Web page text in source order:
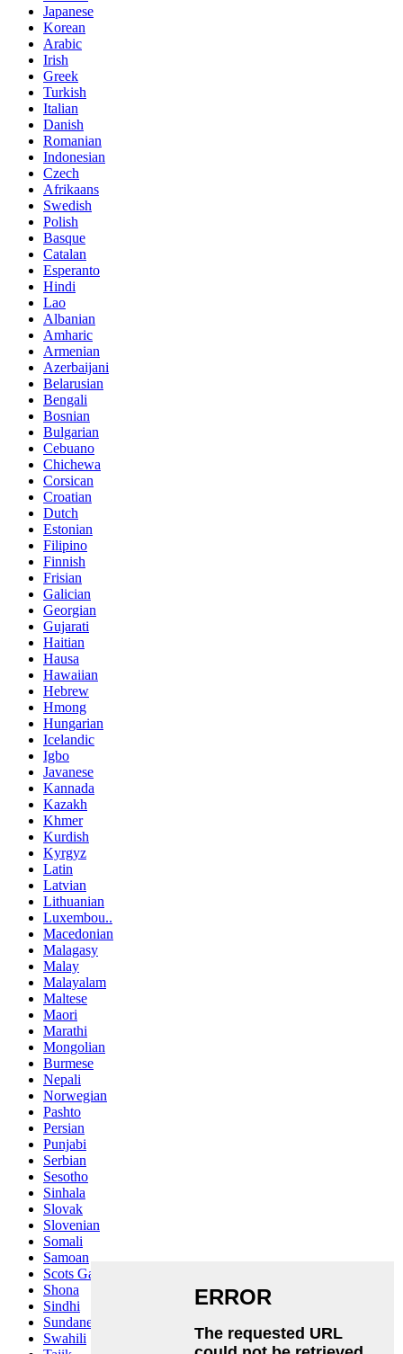
Japanese
Korean
Arabic
Irish
Greek
Turkish
Italian
Danish
Romanian
Indonesian
Czech
Afrikaans
Swedish
Polish
Basque
Catalan
Esperanto
Hindi
Lao
Albanian
Amharic
Armenian
Azerbaijani
Belarusian
Bengali
Bosnian
Bulgarian
Cebuano
Chichewa
Corsican
Croatian
Dutch
Estonian
Filipino
Finnish
Frisian
Galician
Georgian
Gujarati
Haitian
Hausa
Hawaiian
Hebrew
Hmong
Hungarian
Icelandic
Igbo
Javanese
Kannada
Kazakh
Khmer
Kurdish
Kyrgyz
Latin
Latvian
Lithuanian
Luxembou..
Macedonian
Malagasy
Malay
Malayalam
Maltese
Maori
Marathi
Mongolian
Burmese
Nepali
Norwegian
Pashto
Persian
Punjabi
Serbian
Sesotho
Sinhala
Slovak
Slovenian
Somali
Samoan
Scots Gaelic
Shona
Sindhi
Sundanese
Swahili